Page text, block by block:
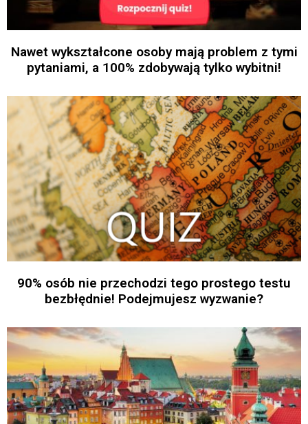
Nawet wykształcone osoby mają problem z tymi
pytaniami, a 100% zdobywają tylko wybitni!
90% osób nie przechodzi tego prostego testu
bezbłędnie! Podejmujesz wyzwanie?